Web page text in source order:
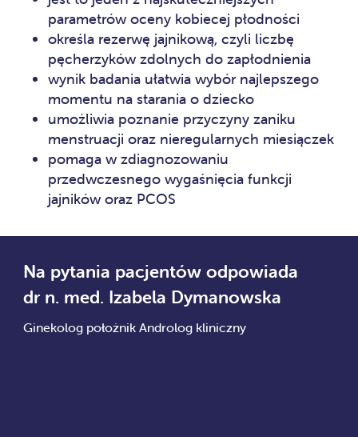
parametrów oceny kobiecej płodności
określa rezerwę jajnikową, czyli liczbę
pęcherzyków zdolnych do zapłodnienia
wynik badania ułatwia wybór najlepszego
momentu na starania o dziecko
umożliwia poznanie przyczyny zaniku
menstruacji oraz nieregularnych miesiączek
pomaga w zdiagnozowaniu
przedwczesnego wygaśnięcia funkcji
jajników oraz PCOS
Na pytania pacjentów odpowiada
dr n. med. Izabela Dymanowska
Ginekolog położnik Androlog kliniczny